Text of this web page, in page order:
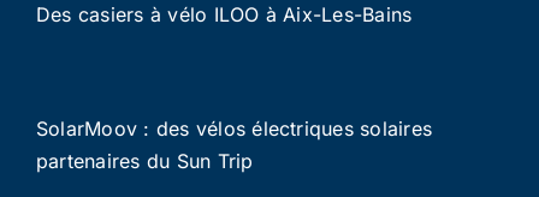
Des casiers à vélo ILOO à Aix-Les-Bains
SolarMoov : des vélos électriques solaires
partenaires du Sun Trip